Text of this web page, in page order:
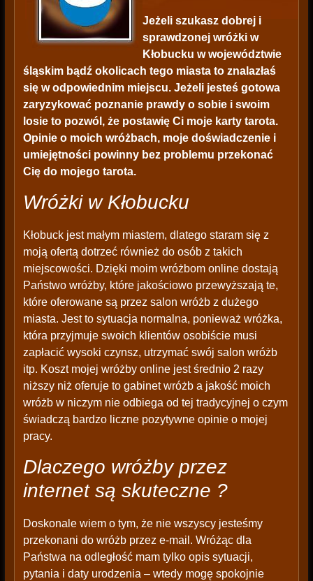
Jeżeli szukasz dobrej i
sprawdzonej wróżki w
Kłobucku w województwie
śląskim bądź okolicach tego miasta to znalazłaś
się w odpowiednim miejscu. Jeżeli jesteś gotowa
zaryzykować poznanie prawdy o sobie i swoim
losie to pozwól, że postawię Ci moje karty tarota.
Opinie o moich wróżbach, moje doświadczenie i
umiejętności powinny bez problemu przekonać
Cię do mojego tarota.
Wróżki w Kłobucku
Kłobuck jest małym miastem, dlatego staram się z
moją ofertą dotrzeć również do osób z takich
miejscowości. Dzięki moim wróżbom online dostają
Państwo wróżby, które jakościowo przewyższają te,
które oferowane są przez salon wróżb z dużego
miasta. Jest to sytuacja normalna, ponieważ wróżka,
która przyjmuje swoich klientów osobiście musi
zapłacić wysoki czynsz, utrzymać swój salon wróżb
itp. Koszt mojej wróżby online jest średnio 2 razy
niższy niż oferuje to gabinet wróżb a jakość moich
wróżb w niczym nie odbiega od tej tradycyjnej o czym
świadczą bardzo liczne pozytywne opinie o mojej
pracy.
Dlaczego wróżby przez
internet są skuteczne ?
Doskonale wiem o tym, że nie wszyscy jesteśmy
przekonani do wróżb przez e-mail. Wróżąc dla
Państwa na odległość mam tylko opis sytuacji,
pytania i daty urodzenia – wtedy mogę spokojnie